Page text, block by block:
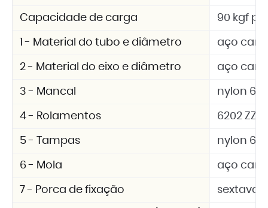
Capacidade de carga 90 kgf
1 - Material do tubo e diâmetro aço
2 - Material do eixo e diâmetro aço
3 - Mancal nylon 6.6
4 - Rolamentos 6202 ZZ
5 - Tampas nylon 6.6
6 - Mola aço
7 - Porca de fixação